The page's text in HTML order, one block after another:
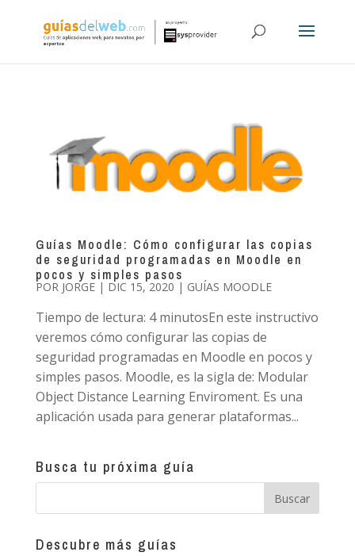
Guías Moodle: Cómo configurar las copias
de seguridad programadas en Moodle en
pocos y simples pasos
POR JORGE| DIC 15, 2020 | GUÍAS MOODLE
Tiempo de lectura: 4 minutosEn este instructivo
veremos cómo configurar las copias de
seguridad programadas en Moodle en pocos y
simples pasos. Moodle, es la sigla de: Modular
Object Distance Learning Enviroment. Es una
aplicación usada para generar plataformas...
Busca tu próxima guía
Descubre más guías